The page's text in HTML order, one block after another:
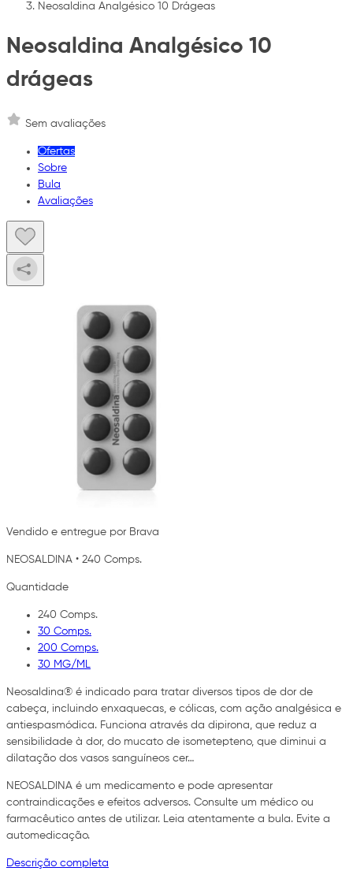
Neosaldina Analgésico 10 Drágeas
Neosaldina Analgésico 10
drágeas
Sem avaliações
Ofertas
Sobre
Bula
Avaliações
Vendido e entregue por Brava
NEOSALDINA • 240 Comps.
Quantidade
240 Comps.
30 Comps.
200 Comps.
30 MG/ML
Neosaldina® é indicado para tratar diversos tipos de dor de
cabeça, incluindo enxaquecas, e cólicas, com ação analgésica e
antiespasmódica. Funciona através da dipirona, que reduz a
sensibilidade à dor, do mucato de isometepteno, que diminui a
dilatação dos vasos sanguíneos cer…
NEOSALDINA é um medicamento e pode apresentar
contraindicações e efeitos adversos. Consulte um médico ou
farmacêutico antes de utilizar. Leia atentamente a bula. Evite a
automedicação.
Descrição completa